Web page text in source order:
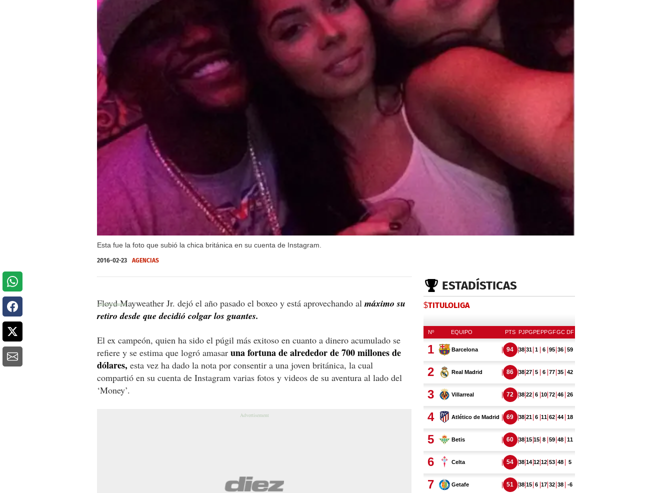
Esta fue la foto que subió la chica británica en su cuenta de Instagram.
2016-02-23 AGENCIAS
Floyd Mayweather Jr. dejó el año pasado el boxeo y está aprovechando al máximo su
retiro desde que decidió colgar los guantes.
El ex campeón, quien ha sido el púgil más exitoso en cuanto a dinero acumulado se
refiere y se estima que logró amasar una fortuna de alrededor de 700 millones de
dólares, esta vez ha dado la nota por consentir a una joven británica, la cual
compartió en su cuenta de Instagram varias fotos y videos de su aventura al lado del
‘Money’.
ESTADÍSTICAS
$TITULOLIGA